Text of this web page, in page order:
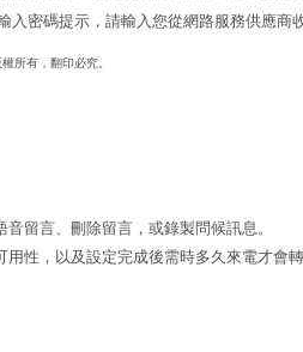
入密碼提示，請輸入您從網路服務供應商
所有，翻印必究。
留言、刪除留言，或錄製問候訊息。
用性，以及設定完成後需時多久來電才會